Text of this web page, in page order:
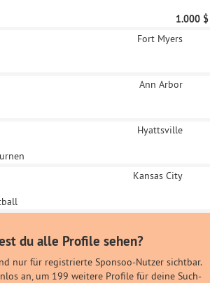
1.000 $
Fort Myers
Ann Arbor
Hyattsville
Kansas City
du alle Profile sehen?
nur für registrierte Sponsoo-Nutzer sichtbar.
an, um 199 weitere Profile für deine Such-